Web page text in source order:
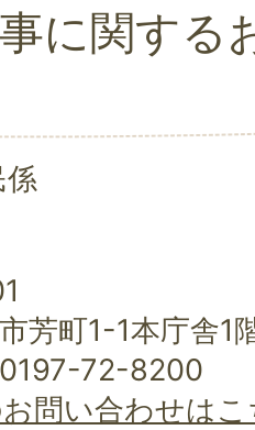
に関する
芳町1-1本庁舎1
72-8200
問い合わせは